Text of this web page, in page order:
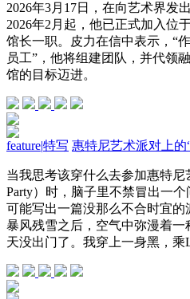
2026年3月17日，在向艺术界发
2026年2月起，他已正式加入位
馆长一职。皮力在信中表示，“
员工”，他将组建团队，并代领
馆的目标迈进。
feature|特写 惠特尼艺术派对上的
当我思考该穿什么去参加惠特尼
Party）时，脑子里不禁冒出一
可能写出一篇没那么不合时宜
暴风残雪之后，空气中弥漫着
天没出门了。我穿上一身黑，乘